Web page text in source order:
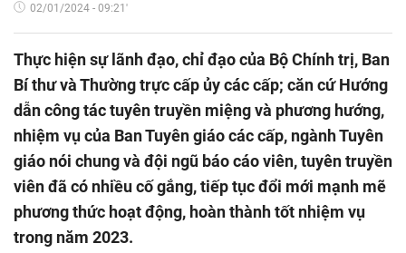
02/01/2024 - 09:21'
Thực hiện sự lãnh đạo, chỉ đạo của Bộ Chính trị, Ban
Bí thư và Thường trực cấp ủy các cấp; căn cứ Hướng
dẫn công tác tuyên truyền miệng và phương hướng,
nhiệm vụ của Ban Tuyên giáo các cấp, ngành Tuyên
giáo nói chung và đội ngũ báo cáo viên, tuyên truyền
viên đã có nhiều cố gắng, tiếp tục đổi mới mạnh mẽ
phương thức hoạt động, hoàn thành tốt nhiệm vụ
trong năm 2023.